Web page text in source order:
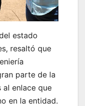
estado
resaltó que
parte de la
enlace que
en la entidad.